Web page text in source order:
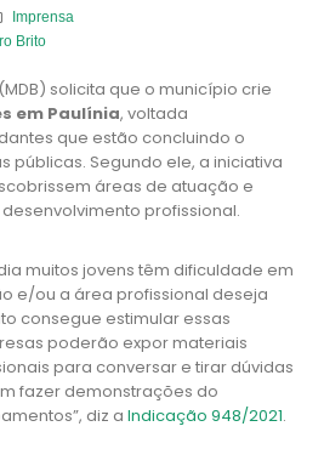
Imprensa
Brito
solicita que o município crie
em Paulínia, voltada
que estão concluindo o
públicas. Segundo ele, a iniciativa
áreas de atuação e
profissional.
muitos jovens têm dificuldade em
e/ou a área profissional deseja
consegue estimular essas
poderão expor materiais
para conversar e tirar dúvidas
fazer demonstrações do
diz a Indicação 948/2021.